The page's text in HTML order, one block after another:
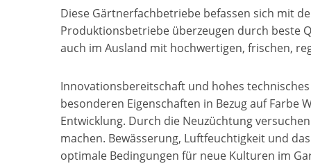
Diese Gärtnerfachbetriebe befassen sich mit
Produktionsbetriebe überzeugen durch beste
auch im Ausland mit hochwertigen, frischen,
Innovationsbereitschaft und hohes
besonderen Eigenschaften in Bezug auf
Entwicklung. Durch die Neuzüchtung
machen. Bewässerung, Luftfeuchtigkeit und
optimale Bedingungen für neue Kulturen im